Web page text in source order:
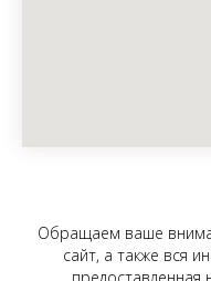
Обращаем ваше
сайт, а также вся